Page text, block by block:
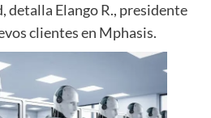
detalla Elango R., presidente
clientes en Mphasis.